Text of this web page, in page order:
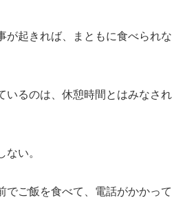
起きれば、まともに食べられな
るのは、休憩時間とはみなされ
い。
ご飯を食べて、電話がかかって